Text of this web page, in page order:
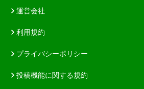
運営会社
利用規約
プライバシーポリシー
投稿機能に関する規約